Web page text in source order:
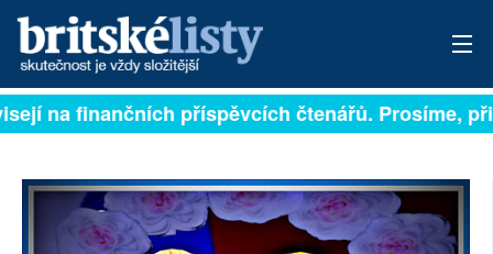
PŘIHLÁSIT
ARCHIV
na finančních příspěvcích čtenářů. Prosíme,